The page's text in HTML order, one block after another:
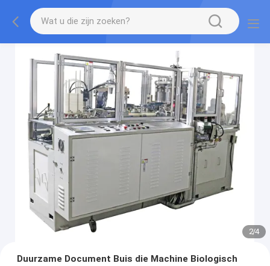
2/4
Duurzame Document Buis die Machine Biologisch